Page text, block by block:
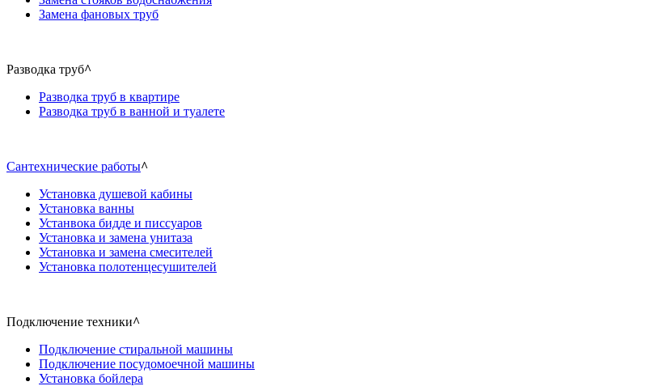
Замена фановых труб
Разводка труб^
Разводка труб в квартире
Разводка труб в ванной и туалете
Сантехнические работы^
Установка душевой кабины
Установка ванны
Устанвока бидде и писсуаров
Установка и замена унитаза
Установка и замена смесителей
Установка полотенцесушителей
Подключение техники^
Подключение стиральной машины
Подключение посудомоечной машины
Установка бойлера